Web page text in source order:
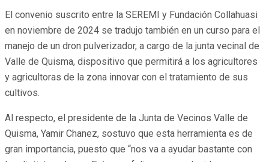
El convenio suscrito entre la SEREMI y Fundación Collahuasi
en noviembre de 2024 se tradujo también en un curso para el
manejo de un dron pulverizador, a cargo de la junta vecinal de
Valle de Quisma, dispositivo que permitirá a los agricultores
y agricultoras de la zona innovar con el tratamiento de sus
cultivos.
Al respecto, el presidente de la Junta de Vecinos Valle de
Quisma, Yamir Chanez, sostuvo que esta herramienta es de
gran importancia, puesto que “nos va a ayudar bastante con